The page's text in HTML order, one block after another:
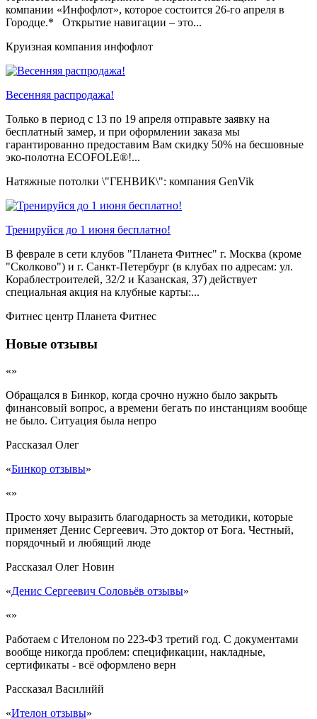
компании «Инфофлот», которое состоится 26-го апреля в
Городце.* Открытие навигации – это...
Круизная компания инфофлот
Весенняя распродажа!
Только в период c 13 по 19 апреля отправьте заявку на
бесплатный замер, и при оформлении заказа мы
гарантированно предоставим Вам скидку 50% на бесшовные
эко-полотна ECOFOLE®!...
Натяжные потолки \"ГЕНВИК\": компания GenVik
Тренируйся до 1 июня бесплатно!
В феврале в сети клубов "Планета Фитнес" г. Москва (кроме
"Сколково") и г. Санкт-Петербург (в клубах по адресам: ул.
Кораблестроителей, 32/2 и Казанская, 37) действует
специальная акция на клубные карты:...
Фитнес центр Планета Фитнес
Новые отзывы
«»
Обращался в Бинкор, когда срочно нужно было закрыть
финансовый вопрос, а времени бегать по инстанциям вообще
не было. Ситуация была непро
Рассказал Олег
«Бинкор отзывы»
«»
Просто хочу выразить благодарность за методики, которые
применяет Денис Сергеевич. Это доктор от Бога. Честный,
порядочный и любящий люде
Рассказал Олег Новин
«Денис Сергеевич Соловьёв отзывы»
«»
Работаем с Ителоном по 223-ФЗ третий год. С документами
вообще никогда проблем: спецификации, накладные,
сертификаты - всё оформлено верн
Рассказал Василийй
«Ителон отзывы»